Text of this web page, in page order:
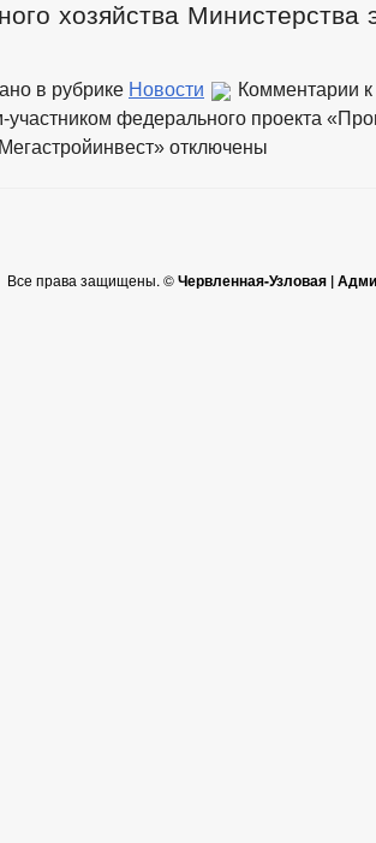
хозяйства Министерства
в рубрике Новости Комментарии
участником федерального проекта
отключены
Все права защищены. ©Червленная-Узловая |